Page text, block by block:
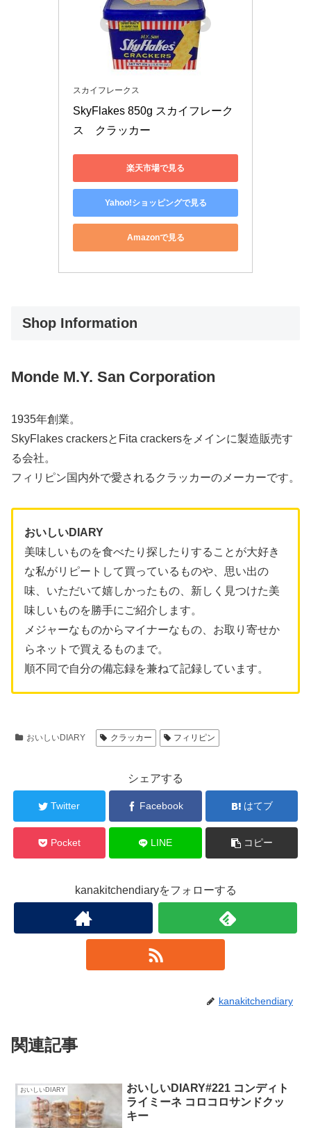
スカイフレークス
SkyFlakes 850g スカイフレーク
ス　クラッカー
楽天市場で見る
Yahoo!ショッピングで見る
Amazonで見る
Shop Information
Monde M.Y. San Corporation
1935年創業。
SkyFlakes crackersとFita crackersをメインに製造販売す
る会社。
フィリピン国内外で愛されるクラッカーのメーカーです。
おいしいDIARY
美味しいものを食べたり探したりすることが大好き
な私がリピートして買っているものや、思い出の
味、いただいて嬉しかったもの、新しく見つけた美
味しいものを勝手にご紹介します。
メジャーなものからマイナーなもの、お取り寄せか
らネットで買えるものまで。
順不同で自分の備忘録を兼ねて記録しています。
おいしいDIARY クラッカー フィリピン
シェアする
Twitter Facebook はてブ
Pocket LINE コピー
kanakitchendiaryをフォローする
kanakitchendiary
関連記事
おいしいDIARY
おいしいDIARY#221 コンディト
ライミーネ コロコロサンドクッ
キー